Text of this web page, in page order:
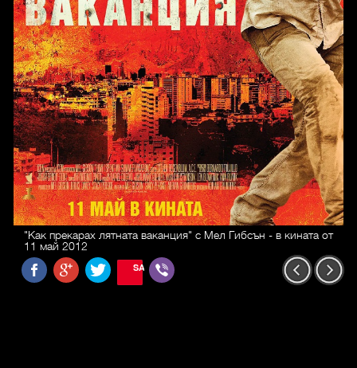
"Как прекарах лятната ваканция" с Мел Гибсън - в кината от
11 май 2012
SAVE